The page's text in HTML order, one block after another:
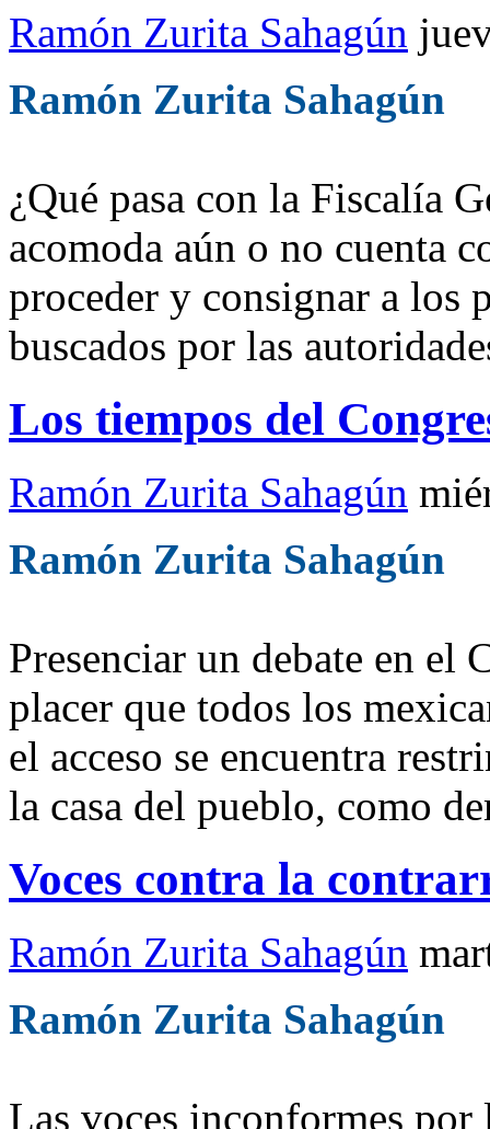
Ramón Zurita Sahagún
Ramón Zurita Sahagún
¿Qué pasa con la Fiscalía
acomoda aún o no cuenta
proceder y consignar a los
buscados por las
Los tiempos del
Ramón Zurita Sahagún
Ramón Zurita Sahagún
Presenciar un debate en el
placer que todos los
el acceso se encuentra
la casa del pueblo, como
Voces contra la
Ramón Zurita Sahagún
Ramón Zurita Sahagún
Las voces inconformes